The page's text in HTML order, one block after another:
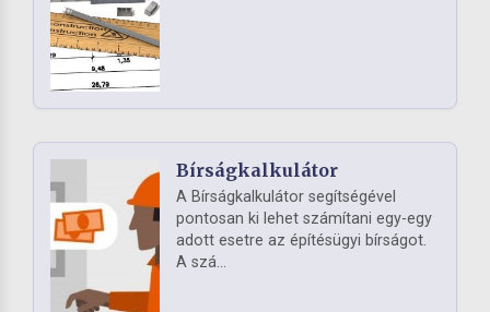
Bírságkalkulátor
A Bírságkalkulátor segítségével
pontosan ki lehet számítani egy-egy
adott esetre az építésügyi bírságot.
A szá...